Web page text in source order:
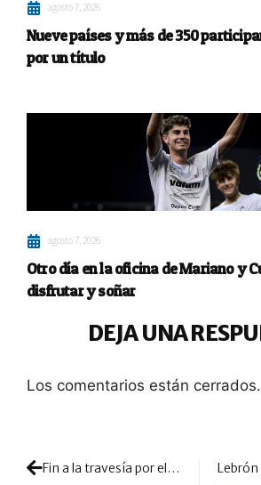
agosto 7, 2026
Nueve países y más de 350
por un título
agosto 7, 2026
Otro día en la oficina de Mariano y
disfrutar y soñar
DEJA UNA
Los comentarios están cerrados.
Fin a la travesía por el desierto de Paquito y Di Nenno: se reencuentran con los nº1 en la final de Suecia